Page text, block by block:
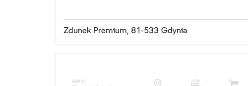
Zdunek Premium, 81-533 Gdynia